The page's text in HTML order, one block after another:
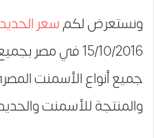
ونستعرض لكمسعر
15/10/2016 في
جميع أنواع الأسمنت
والمنتجة للأسمنت